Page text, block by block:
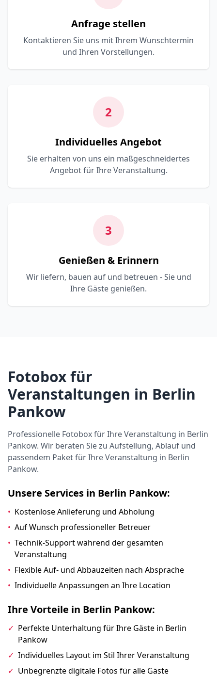
Anfrage stellen
Kontaktieren Sie uns mit Ihrem Wunschtermin
und Ihren Vorstellungen.
2
Individuelles Angebot
Sie erhalten von uns ein maßgeschneidertes
Angebot für Ihre Veranstaltung.
3
Genießen & Erinnern
Wir liefern, bauen auf und betreuen - Sie und
Ihre Gäste genießen.
Fotobox für
Veranstaltungen in Berlin
Pankow
Professionelle Fotobox für Ihre Veranstaltung in Berlin
Pankow. Wir beraten Sie zu Aufstellung, Ablauf und
passendem Paket für Ihre Veranstaltung in Berlin
Pankow.
Unsere Services in Berlin Pankow:
• Kostenlose Anlieferung und Abholung
• Auf Wunsch professioneller Betreuer
• Technik-Support während der gesamten
Veranstaltung
• Flexible Auf- und Abbauzeiten nach Absprache
• Individuelle Anpassungen an Ihre Location
Ihre Vorteile in Berlin Pankow:
✓ Perfekte Unterhaltung für Ihre Gäste in Berlin
Pankow
✓ Individuelles Layout im Stil Ihrer Veranstaltung
✓ Unbegrenzte digitale Fotos für alle Gäste